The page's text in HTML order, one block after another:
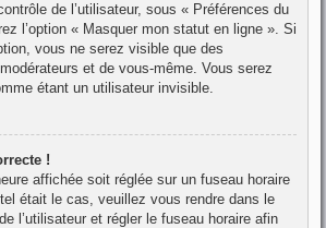
de l’utilisateur, sous « Préférences du
l’option « Masquer mon statut en ligne ». Si
vous ne serez visible que des
et de vous-même. Vous serez
étant un utilisateur invisible.
!
affichée soit réglée sur un fuseau horaire
était le cas, veuillez vous rendre dans le
l’utilisateur et régler le fuseau horaire afin